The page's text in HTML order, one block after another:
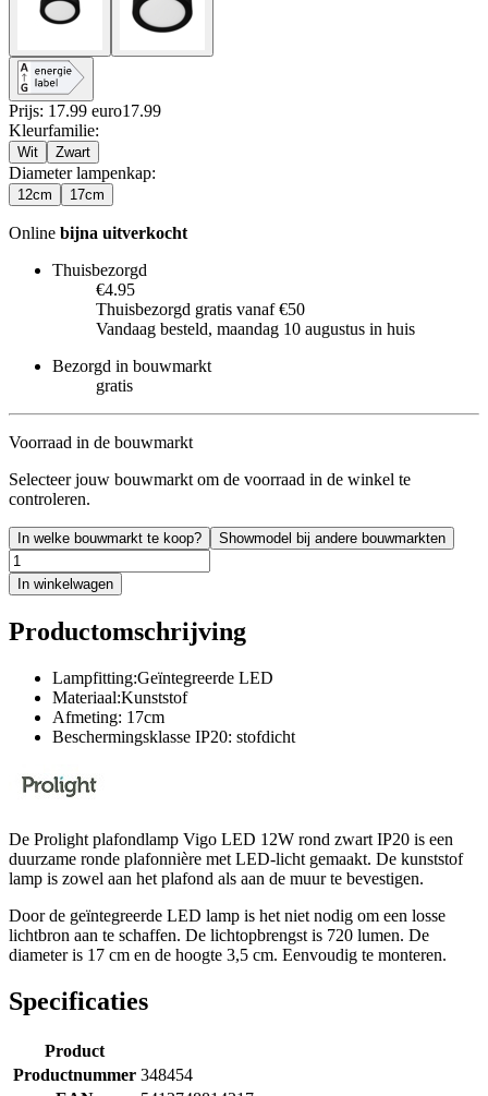
Prijs: 17.99 euro17.99
Kleurfamilie:
Wit Zwart
Diameter lampenkap:
12cm 17cm
Online bijna uitverkocht
Thuisbezorgd
€4.95
Thuisbezorgd gratis vanaf €50
Vandaag besteld, maandag 10 augustus in huis
Bezorgd in bouwmarkt
gratis
Voorraad in de bouwmarkt
Selecteer jouw bouwmarkt om de voorraad in de winkel te
controleren.
In welke bouwmarkt te koop? Showmodel bij andere bouwmarkten
In winkelwagen
Productomschrijving
Lampfitting:Geïntegreerde LED
Materiaal:Kunststof
Afmeting: 17cm
Beschermingsklasse IP20: stofdicht
De Prolight plafondlamp Vigo LED 12W rond zwart IP20 is een
duurzame ronde plafonnière met LED-licht gemaakt. De kunststof
lamp is zowel aan het plafond als aan de muur te bevestigen.
Door de geïntegreerde LED lamp is het niet nodig om een losse
lichtbron aan te schaffen. De lichtopbrengst is 720 lumen. De
diameter is 17 cm en de hoogte 3,5 cm. Eenvoudig te monteren.
Specificaties
Product
Productnummer 348454